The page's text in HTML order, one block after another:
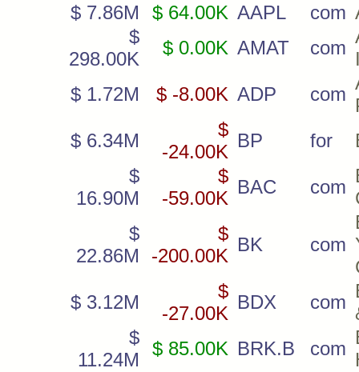
$ 7.86M
$ 64.00K AAPL com
$
298.00K
$ 0.00K AMAT com
$ 1.72M
$ -8.00K ADP com
$ 6.34M
$
-24.00K
BP for
$
16.90M
$
-59.00K
BAC com
$
22.86M
$
-200.00K
BK com
$ 3.12M
$
-27.00K
BDX com
$
11.24M
$ 85.00K BRK.B com